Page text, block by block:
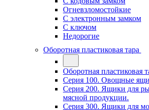
Огневзломостойкие
С электронным замком
С ключом
Недорогие
Оборотная пластиковая тара
Оборотная пластиковая
Серия 100. Овощные
Серия 200. Ящики для
мясной продукции.
Серия 300. Ящики для